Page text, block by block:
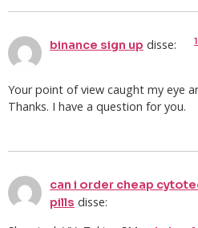
binance sign up disse:
Your point of view caught my eye
Thanks. I have a question for you.
can i order cheap
pills disse: